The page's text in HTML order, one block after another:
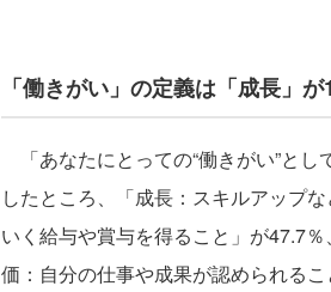
「働きがい」の定義は「成長」が
「あなたにとっての“働きがい”と
したところ、「成長：スキルアップ
いく給与や賞与を得ること」が47.7
価：自分の仕事や成果が認められる